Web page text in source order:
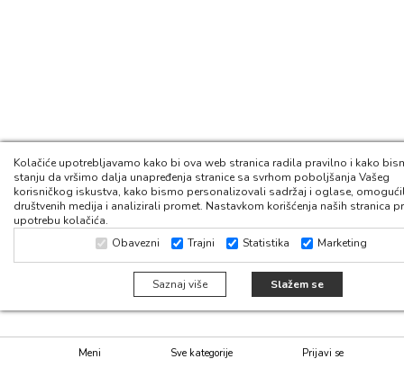
Meni Sve kategorije Prijavi se
Kolačiće upotrebljavamo kako bi ova web stranica radila pravilno i kako
stanju da vršimo dalja unapređenja stranice sa svrhom poboljšanja Vašeg
korisničkog iskustva, kako bismo personalizovali sadržaj i oglase,
društvenih medija i analizirali promet. Nastavkom korišćenja naših stranica
upotrebu kolačića.
Obavezni
Trajni Statistika Marketing
Saznaj više Slažem se